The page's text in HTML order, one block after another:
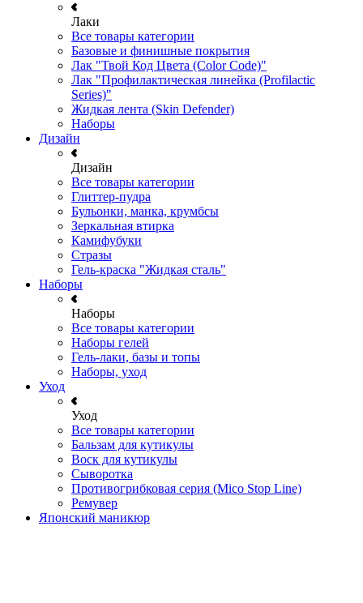
Лаки
Все товары категории
Базовые и финишные покрытия
Лак "Твой Код Цвета (Color Code)"
Лак "Профилактическая линейка (Profilactic
Series)"
Жидкая лента (Skin Defender)
Наборы
Дизайн
Дизайн
Все товары категории
Глиттер-пудра
Бульонки, манка, крумбсы
Зеркальная втирка
Камифубуки
Стразы
Гель-краска "Жидкая сталь"
Наборы
Наборы
Все товары категории
Наборы гелей
Гель-лаки, базы и топы
Наборы, уход
Уход
Уход
Все товары категории
Бальзам для кутикулы
Воск для кутикулы
Сыворотка
Противогрибковая серия (Mico Stop Line)
Ремувер
Японский маникюр